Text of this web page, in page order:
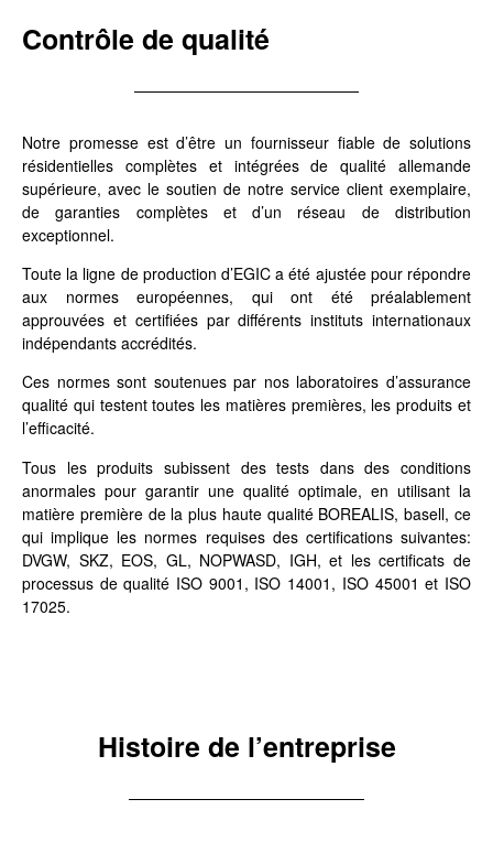
Contrôle de qualité
Notre promesse est d’être un fournisseur fiable de solutions
résidentielles complètes et intégrées de qualité allemande
supérieure, avec le soutien de notre service client exemplaire,
de garanties complètes et d’un réseau de distribution
exceptionnel.
Toute la ligne de production d’EGIC a été ajustée pour répondre
aux normes européennes, qui ont été préalablement
approuvées et certifiées par différents instituts internationaux
indépendants accrédités.
Ces normes sont soutenues par nos laboratoires d’assurance
qualité qui testent toutes les matières premières, les produits et
l’efficacité.
Tous les produits subissent des tests dans des conditions
anormales pour garantir une qualité optimale, en utilisant la
matière première de la plus haute qualité BOREALIS, basell, ce
qui implique les normes requises des certifications suivantes:
DVGW, SKZ, EOS, GL, NOPWASD, IGH, et les certificats de
processus de qualité ISO 9001, ISO 14001, ISO 45001 et ISO
17025.
Histoire de l’entreprise